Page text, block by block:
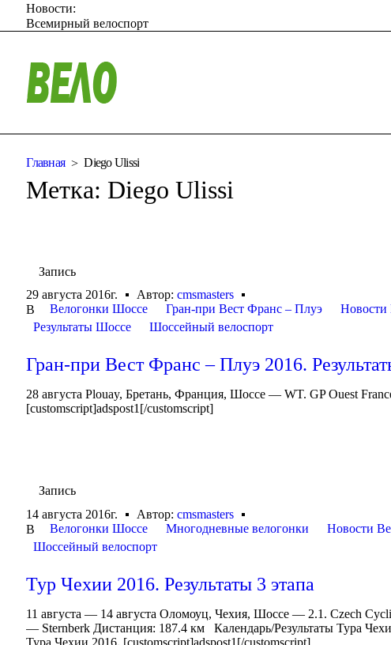
Новости:
Всемирный велоспорт
Главная Diego Ulissi
Метка: Diego Ulissi
Запись
29 августа 2016г.
Автор:cmsmasters
В
Велогонки Шоссе Гран-при Вест Франс – Плуэ Новости
Результаты Шоссе
Шоссейный велоспорт
Гран-при Вест Франс – Плуэ 2016.
28 августа Plouay, Бретань, Франция, Шоссе — WT. GP Ouest
[customscript]adspost1[/customscript]
Запись
14 августа 2016г.
Автор:cmsmasters
В
Велогонки Шоссе Многодневные велогонки Новости
Шоссейный велоспорт
Тур Чехии 2016. Результаты 3 этапа
11 августа — 14 августа Оломоуц, Чехия, Шоссе — 2.1. Czech
— Sternberk Дистанция: 187.4 км Календарь/Результаты Тура
Тура Чехии 2016. [customscript]adspost1[/customscript]